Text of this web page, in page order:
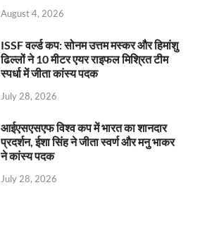
August 4, 2026
ISSF वर्ल्ड कप: सोनम उत्तम मस्कर और हिमांशु
ढिल्लों ने 10 मीटर एयर राइफल मिश्रित टीम
स्पर्धा में जीता कांस्य पदक
July 28, 2026
आईएसएसएफ विश्व कप में भारत का शानदार
प्रदर्शन, ईशा सिंह ने जीता स्वर्ण और मनु भाकर
ने कांस्य पदक
July 28, 2026